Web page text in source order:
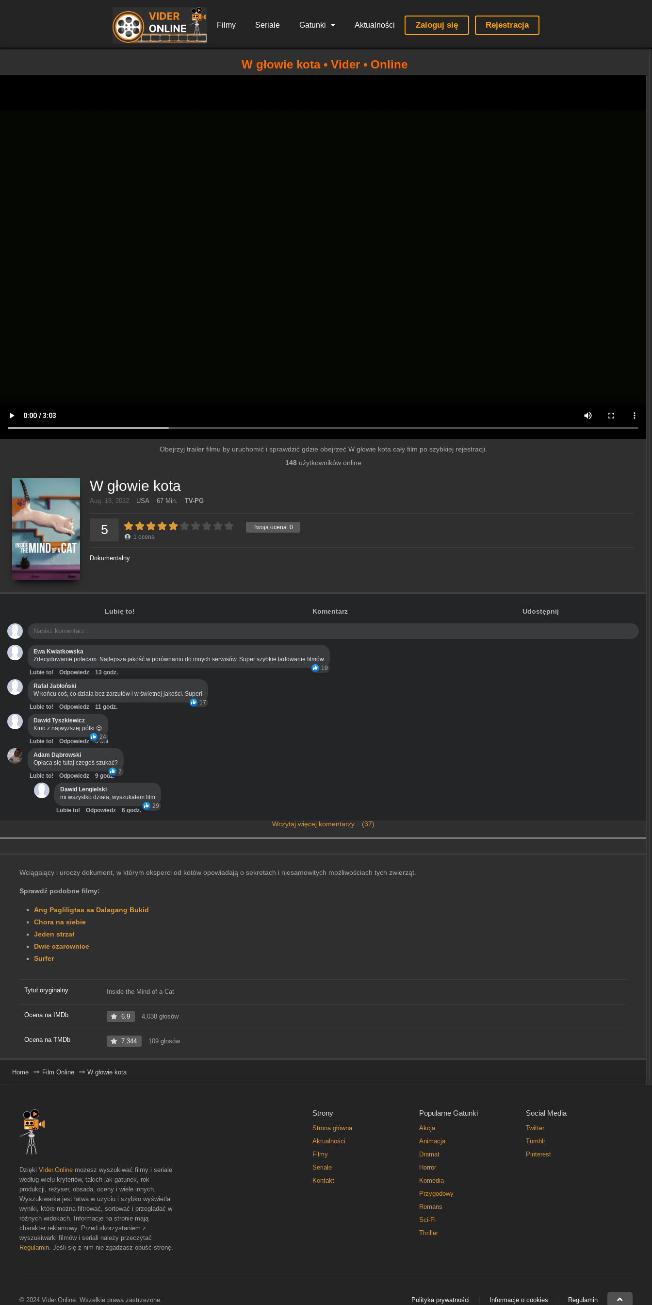
Filmy Seriale Gatunki Aktualności Zaloguj się Rejestracja
W głowie kota • Vider • Online
Obejrzyj trailer filmu by uruchomić i sprawdzić gdzie obejrzeć W głowie kota cały film po szybkiej rejestracji.
148użytkowników online
W głowie kota
Aug. 18, 2022 USA 67 Min. TV-PG
Twoja ocena: 0
5 1 ocena
Dokumentalny
Lubię to! Komentarz Udostępnij
Ewa Kwiatkowska
Zdecydowanie polecam. Najlepsza jakość w porównaniu do innych serwisów. Super szybkie ładowanie filmów
19
Lubie to! Odpowiedz
13 godz.
Rafał Jabłoński
W końcu coś, co działa bez zarzutów i w świetnej jakości. Super!
17
Lubie to! Odpowiedz
11 godz.
Dawid Tyszkiewicz
Kino z najwyższej półki 😍
24
Lubie to! Odpowiedz
3 dni
Adam Dąbrowski
Opłaca się tutaj czegoś szukać?
2
Lubie to! Odpowiedz
9 godz.
Dawid Lengielski
mi wszystko działa, wyszukałem film
29
Lubie to! Odpowiedz 6 godz.
Wczytaj więcej komentarzy... (37)
Wciągający i uroczy dokument, w którym eksperci od kotów opowiadają o sekretach i niesamowitych możliwościach tych zwierząt.
Sprawdź podobne filmy:
Ang Pagliligtas sa Dalagang Bukid
Chora na siebie
Jeden strzał
Dwie czarownice
Surfer
Tytuł oryginalny Inside the Mind of a Cat
Ocena na IMDb 6.9 4,038 głosów
Ocena na TMDb 7.344 109 głosów
Home Film Online W głowie kota
Strony
Strona główna
Aktualności
Filmy
Seriale
Kontakt
Popularne Gatunki
Akcja
Animacja
Dramat
Horror
Komedia
Przygodowy
Romans
Sci-Fi
Thriller
Social Media
Twitter
Tumblr
Pinterest
Dzięki Vider.Online możesz wyszukiwać filmy i seriale
według wielu kryteriów, takich jak gatunek, rok
produkcji, reżyser, obsada, oceny i wiele innych.
Wyszukiwarka jest łatwa w użyciu i szybko wyświetla
wyniki, które można filtrować, sortować i przeglądać w
różnych widokach. Informacje na stronie mają
charakter reklamowy. Przed skorzystaniem z
wyszukiwarki filmów i seriali należy przeczytać
Regulamin. Jeśli się z nim nie zgadzasz opuść stronę.
© 2024 Vider.Online. Wszelkie prawa zastrzeżone. Polityka prywatności Informacje o cookies Regulamin